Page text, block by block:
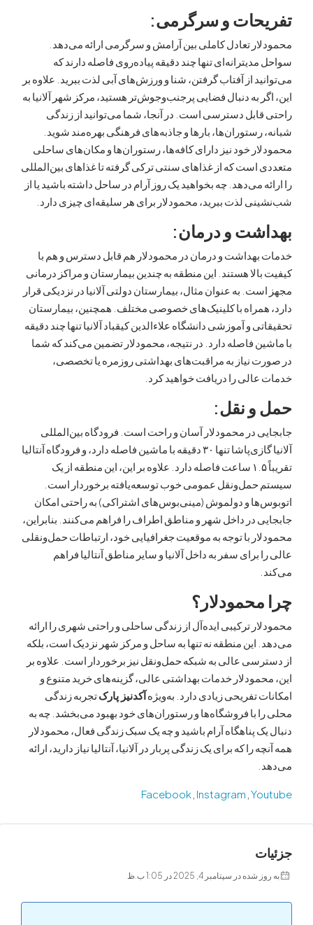
و سرگرمی:
تعادل کاملی بین آرامش و سرگرمی ارائه می‌دهد.
تنها چند دقیقه پیاده‌روی فاصله دارند که
از آفتاب گرفتن، شنا و ورزش‌های آبی لذت ببرید. علاوه بر
به دنبال فضایی پرجنب‌وجوش‌تر هستید، مرکز شهر آلانیا به
دسترسی است. در آنجا، شما می‌توانید از زندگی
رستوران‌ها، بارها و جاذبه‌های فرهنگی بهره‌مند شوید.
خود نیز دارای کافه‌ها، رستوران‌ها و مکان‌های ساحلی
است که از غذاهای سنتی ترکی گرفته تا غذاهای بین‌المللی
می‌دهد. چه بخواهید یک روز آرام در ساحل داشته باشید یا از
لذت ببرید، محمودلار برای هر سلیقه‌ای چیزی دارد.
و درمان:
و درمان در محمودلار هم قابل دسترس و هم با
هستند. این منطقه به چندین بیمارستان و مراکز درمانی
به عنوان مثال، بیمارستان دولتی آلانیا در نزدیکی قرار
با کلینیک‌های خصوصی مختلف. همچنین، بیمارستان
و آموزشی دانشگاه علاءالدین کیقباد آلانیا تنها چند دقیقه
فاصله دارد. در نتیجه، محمودلار تضمین می‌کند که شما
نیاز به مراقبت‌های بهداشتی روزمره یا تخصصی،
را دریافت خواهید کرد.
و نقل:
در محمودلار آسان و راحت است. فرودگاه بین‌المللی
آلانیا گازی‌پاشا تنها ۳۰ دقیقه با ماشین فاصله دارد، و فرودگاه آنتالیا
تقریباً ۱.۵ ساعت فاصله دارد. علاوه بر این، این منطقه از یک
عمومی خوب توسعه‌یافته برخوردار است.
و دولموش (مینی‌بوس‌های اشتراکی) به راحتی امکان
در داخل شهر و مناطق اطراف را فراهم می‌کنند. بنابراین،
با توجه به موقعیت جغرافیایی خود، ارتباطات حمل‌ونقلی
برای سفر به داخل آلانیا و سایر مناطق آنتالیا فراهم
ترکیبی ایده‌آل از زندگی ساحلی و راحتی شهری را ارائه
منطقه نه تنها به ساحل و مرکز شهر نزدیک است، بلکه
عالی به شبکه حمل‌ونقل نیز برخوردار است. علاوه بر
خدمات بهداشتی عالی، گزینه‌های خرید متنوع و
تفریحی زیادی دارد. به‌ویژهآکدنیز پارکتجربه زندگی
با فروشگاه‌ها و رستوران‌های خود بهبود می‌بخشد. چه به
پناهگاه آرام باشید و چه یک سبک زندگی فعال، محمودلار
را که برای یک زندگی پربار در آلانیا، آنتالیا نیاز دارید، ارائه
Facebook, Instagram
در سپتامبر 4, 2025 در 1:05 ب.ظ